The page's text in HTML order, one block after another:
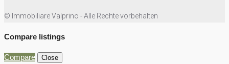
© Immobiliare Valprino - Alle Rechte vorbehalten
Compare listings
Compare Close